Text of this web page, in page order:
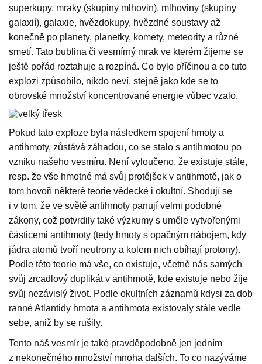
superkupy, mraky (skupiny mlhovin), mlhoviny (skupiny
galaxií), galaxie, hvězdokupy, hvězdné soustavy až
konečně po planety, planetky, komety, meteority a různé
smetí. Tato bublina či vesmírný mrak ve kterém žijeme se
ještě pořád roztahuje a rozpíná. Co bylo příčinou a co tuto
explozi způsobilo, nikdo neví, stejně jako kde se to
obrovské množství koncentrované energie vůbec vzalo.
Pokud tato exploze byla následkem spojení hmoty a
antihmoty, zůstává záhadou, co se stalo s antihmotou po
vzniku našeho vesmíru. Není vyloučeno, že existuje stále,
resp. že vše hmotné má svůj protějšek v antihmotě, jak o
tom hovoří některé teorie vědecké i okultní. Shodují se
i v tom, že ve světě antihmoty panují velmi podobné
zákony, což potvrdily také výzkumy s uměle vytvořenými
částicemi antihmoty (tedy hmoty s opačným nábojem, kdy
jádra atomů tvoří neutrony a kolem nich obíhají protony).
Podle této teorie má vše, co existuje, včetně nás samých
svůj zrcadlový duplikát v antihmotě, kde existuje nebo žije
svůj nezávislý život. Podle okultních záznamů kdysi za dob
ranné Atlantidy hmota a antihmota existovaly stále vedle
sebe, aniž by se rušily.
Tento náš vesmír je také pravděpodobně jen jedním
z nekonečného množství mnoha dalších. To co nazýváme